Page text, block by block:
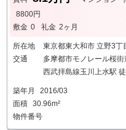
8800円
敷金 0 礼金 2ヶ月
所在地
東京都東大和市 立野3丁
交通
多摩都市モノレール桜
西武拝島線玉川上水駅
築年月
2016/03
面積 30.96m²
物件番号